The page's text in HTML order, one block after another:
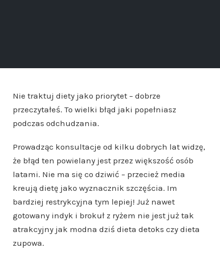
Nie traktuj diety jako priorytet – dobrze
przeczytałeś. To wielki błąd jaki popełniasz
podczas odchudzania.
Prowadząc konsultacje od kilku dobrych lat widzę,
że błąd ten powielany jest przez większość osób
latami. Nie ma się co dziwić – przecież media
kreują dietę jako wyznacznik szczęścia. Im
bardziej restrykcyjna tym lepiej! Już nawet
gotowany indyk i brokuł z ryżem nie jest już tak
atrakcyjny jak modna dziś dieta detoks czy dieta
zupowa.